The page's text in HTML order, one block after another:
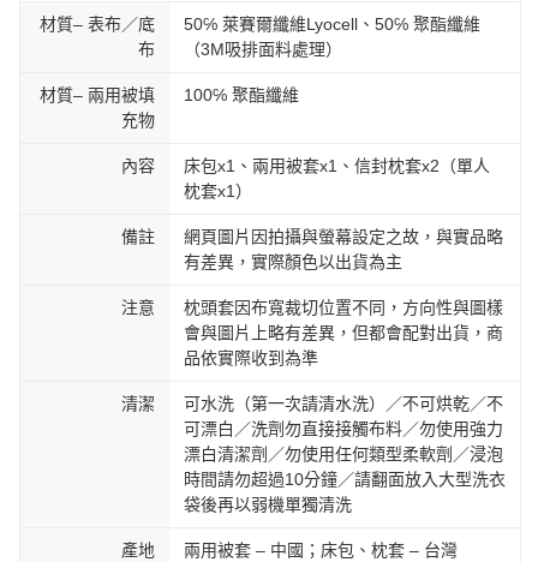
材質– 表布／底
布
50℅ 萊賽爾纖維Lyocell、50℅ 聚酯纖維
（3M吸排面料處理）
材質– 兩用被填
充物
100℅ 聚酯纖維
內容
床包x1、兩用被套x1、信封枕套x2（單人
枕套x1）
備註
網頁圖片因拍攝與螢幕設定之故，與實品略
有差異，實際顏色以出貨為主
注意
枕頭套因布寬裁切位置不同，方向性與圖樣
會與圖片上略有差異，但都會配對出貨，商
品依實際收到為準
清潔
可水洗（第一次請清水洗）／不可烘乾／不
可漂白／洗劑勿直接接觸布料／勿使用強力
漂白清潔劑／勿使用任何類型柔軟劑／浸泡
時間請勿超過10分鐘／請翻面放入大型洗衣
袋後再以弱機單獨清洗
產地 兩用被套 – 中國；床包、枕套 – 台灣